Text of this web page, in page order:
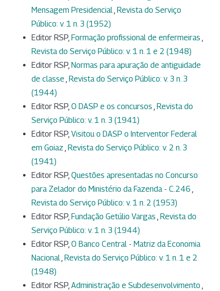
Mensagem Presidencial, Revista do Serviço
Público: v. 1 n. 3 (1952)
Editor RSP, Formação profissional de enfermeiras ,
Revista do Serviço Público: v. 1 n. 1 e 2 (1948)
Editor RSP, Normas para apuração de antiguidade
de classe , Revista do Serviço Público: v. 3 n. 3
(1944)
Editor RSP, O DASP e os concursos , Revista do
Serviço Público: v. 1 n. 3 (1941)
Editor RSP, Visitou o DASP o Interventor Federal
em Goiaz , Revista do Serviço Público: v. 2 n. 3
(1941)
Editor RSP, Questões apresentadas no Concurso
para Zelador do Ministério da Fazenda - C.246 ,
Revista do Serviço Público: v. 1 n. 2 (1953)
Editor RSP, Fundação Getúlio Vargas , Revista do
Serviço Público: v. 1 n. 3 (1944)
Editor RSP, O Banco Central - Matriz da Economia
Nacional, Revista do Serviço Público: v. 1 n. 1 e 2
(1948)
Editor RSP, Administração e Subdesenvolvimento ,